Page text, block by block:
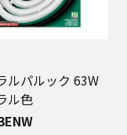
ルパルック 63W
ル色